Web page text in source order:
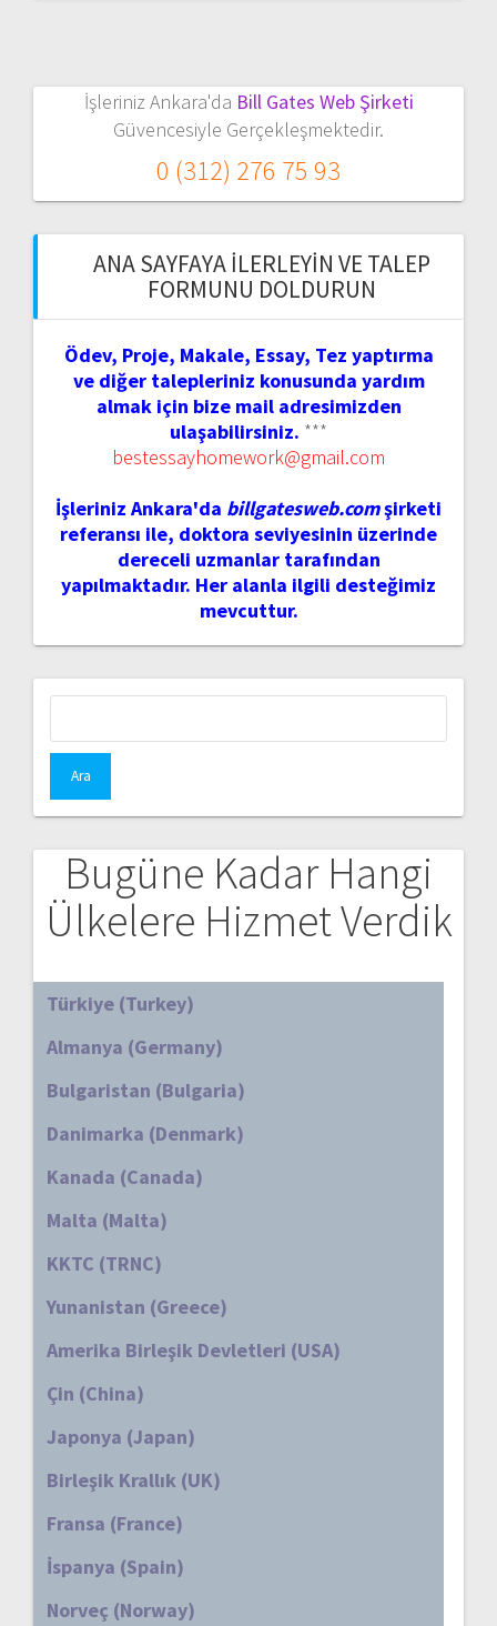
İşleriniz Ankara'da Bill Gates Web Şirketi
Güvencesiyle Gerçekleşmektedir.
0 (312) 276 75 93
ANA SAYFAYA İLERLEYIN VE TALEP
FORMUNU DOLDURUN
Ödev, Proje, Makale, Essay, Tez yaptırma
ve diğer talepleriniz konusunda yardım
almak için bize mail adresimizden
ulaşabilirsiniz. ***
bestessayhomework@gmail.com
İşleriniz Ankara'da billgatesweb.comşirketi
referansı ile, doktora seviyesinin üzerinde
dereceli uzmanlar tarafından
yapılmaktadır. Her alanla ilgili desteğimiz
mevcuttur.
Bugüne Kadar Hangi
Ülkelere Hizmet Verdik
Türkiye (Turkey)
Almanya (Germany)
Bulgaristan (Bulgaria)
Danimarka (Denmark)
Kanada (Canada)
Malta (Malta)
KKTC (TRNC)
Yunanistan (Greece)
Amerika Birleşik Devletleri (USA)
Çin (China)
Japonya (Japan)
Birleşik Krallık (UK)
Fransa (France)
İspanya (Spain)
Norveç (Norway)